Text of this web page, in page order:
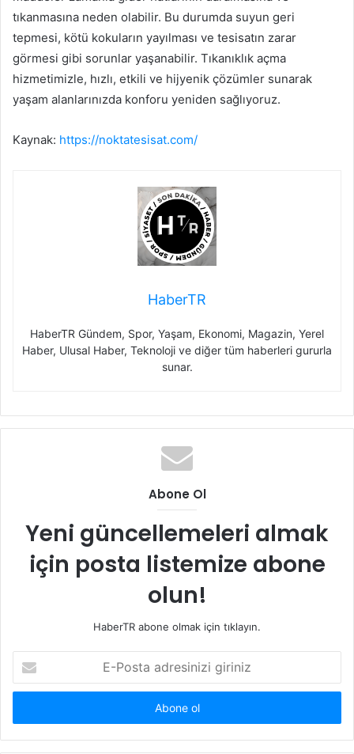
tıkanmasına neden olabilir. Bu durumda suyun geri
tepmesi, kötü kokuların yayılması ve tesisatın zarar
görmesi gibi sorunlar yaşanabilir. Tıkanıklık açma
hizmetimizle, hızlı, etkili ve hijyenik çözümler sunarak
yaşam alanlarınızda konforu yeniden sağlıyoruz.
Kaynak: https://noktatesisat.com/
HaberTR
HaberTR Gündem, Spor, Yaşam, Ekonomi, Magazin, Yerel
Haber, Ulusal Haber, Teknoloji ve diğer tüm haberleri gururla
sunar.
Abone Ol
Yeni güncellemeleri almak
için posta listemize abone
olun!
HaberTR abone olmak için tıklayın.
Posta
adresinizi